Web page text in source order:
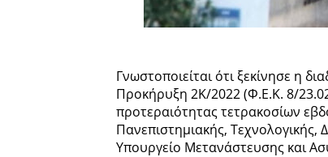
Γνωστοποιείται ότι ξεκίνησε η
Προκήρυξη 2Κ/2022 (Φ.Ε.Κ. 8/
προτεραιότητας τετρακοσίων
Πανεπιστημιακής, Τεχνολογικής,
Υπουργείο Μετανάστευσης και